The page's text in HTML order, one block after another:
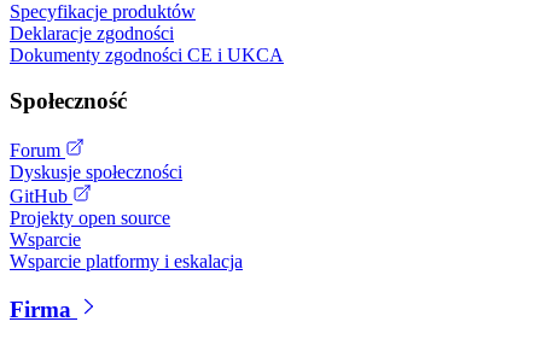
Specyfikacje produktów
Deklaracje zgodności
Dokumenty zgodności CE i UKCA
Społeczność
Forum
Dyskusje społeczności
GitHub
Projekty open source
Wsparcie
Wsparcie platformy i eskalacja
Firma